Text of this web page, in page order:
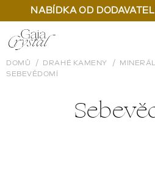
NABÍDKA OD
Přejít
na
obsah
DOMŮ DRAHÉ KAMENY
SEBEVĚDOMÍ